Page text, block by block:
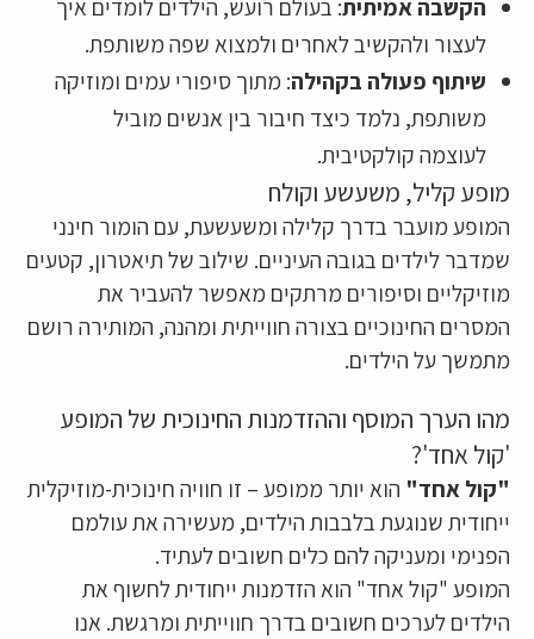
הקשבה אמיתית: בעולם רועש, הילדים לומדים איך
לעצור ולהקשיב לאחרים ולמצוא שפה משותפת.
שיתוף פעולה בקהילה: מתוך סיפורי עמים ומוזיקה
משותפת, נלמד כיצד חיבור בין אנשים מוביל
לעוצמה קולקטיבית.
מופע קליל, משעשע וקולח
המופע מועבר בדרך קלילה ומשעשעת, עם הומור חינני
שמדבר לילדים בגובה העיניים. שילוב של תיאטרון, קטעים
מוזיקליים וסיפורים מרתקים מאפשר להעביר את
המסרים החינוכיים בצורה חווייתית ומהנה, המותירה רושם
מתמשך על הילדים.
מהו הערך המוסף וההזדמנות החינוכית של המופע
'קול אחד'?
"קול אחד" הוא יותר ממופע – זו חוויה חינוכית-מוזיקלית
ייחודית שנוגעת בלבבות הילדים, מעשירה את עולמם
הפנימי ומעניקה להם כלים חשובים לעתיד.
המופע "קול אחד" הוא הזדמנות ייחודית לחשוף את
הילדים לערכים חשובים בדרך חווייתית ומרגשת. אנו